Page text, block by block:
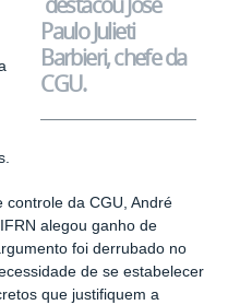
Paulo Julieti
Barbieri, chefe da
CGU.
controle da CGU, André
alegou ganho de
foi derrubado no
de se estabelecer
que justifiquem a